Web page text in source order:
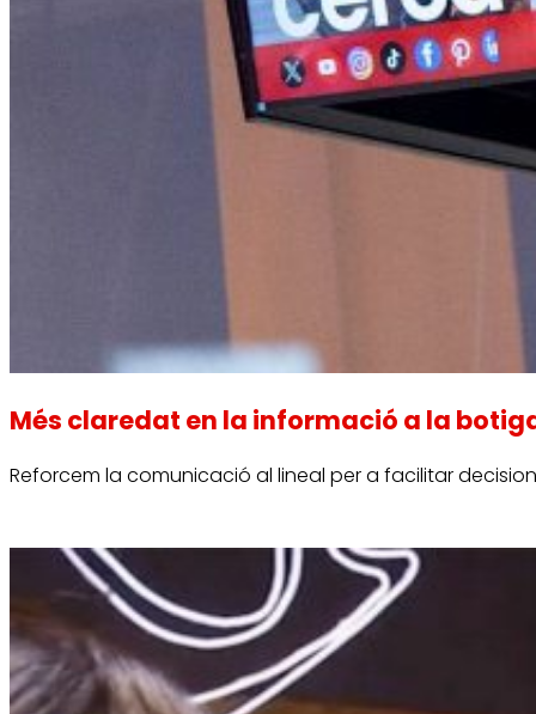
Més claredat en la informació a la
Reforcem la comunicació al lineal per a facilitar